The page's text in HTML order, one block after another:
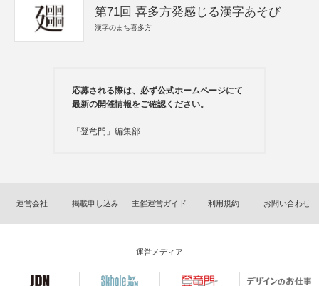
第71回 喜多方発感じる漢字あそび
漢字のまち喜多方
応募される際は、必ず公式ホームページにて
最新の開催情報をご確認ください。
「登竜門」編集部
運営会社 掲載申し込み 主催運営ガイド 利用規約 お問い合わせ
運営メディア